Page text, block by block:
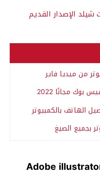
الإصدار القديم
من ميديا فاير
مجانًا 2022
الهاتف بالكمبيوتر
بجميع الصيغ